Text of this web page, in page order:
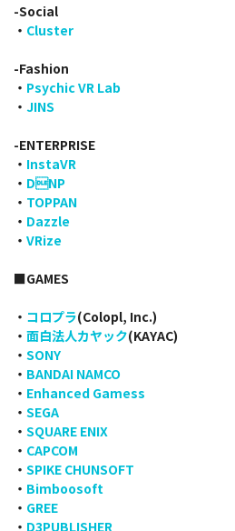
-Social
・ Cluster
-Fashion
・ Psychic VR Lab
・ JINS
-ENTERPRISE
・ InstaVR
・ DNP
・ TOPPAN
・ Dazzle
・ VRize
■GAMES
・ コロプラ(Colopl, Inc.)
・ 面白法人カヤック(KAYAC)
・ SONY
・ BANDAI NAMCO
・ Enhanced Gamess
・ SEGA
・ SQUARE ENIX
・ CAPCOM
・ SPIKE CHUNSOFT
・ Bimboosoft
・ GREE
・ D3PUBLISHER